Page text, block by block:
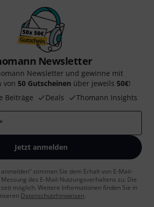
Newsletter
Newsletter und gewinne mit
von 50 Gutscheinen über jeweils 50€!
Beiträge
Deals Thomann Insights
*
Jetzt anmelden
anmelden“ stimmen Sie dem Erhalt von E-Mail-
des E-Mail-Nutzungsverhaltens zu. Die
möglich. Weitere Informationen finden Sie in
Datenschutzhinweisen.